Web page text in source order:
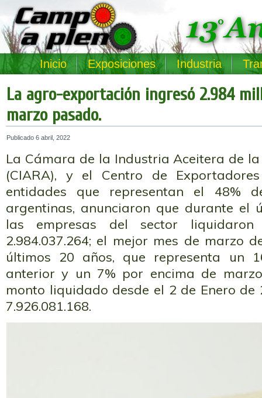
Inicio Exposiciones Industria
La agro-exportación ingresó 2.984
marzo pasado.
Publicado 6 abril, 2022
La Cámara de la Industria Aceitera de
(CIARA), y el Centro de
entidades que representan el 48%
argentinas, anunciaron que durante el
las empresas del sector
2.984.037.264; el mejor mes de marzo
últimos 20 años, que representa un
anterior y un 7% por encima de
monto liquidado desde el 2 de Enero de
7.926.081.168.